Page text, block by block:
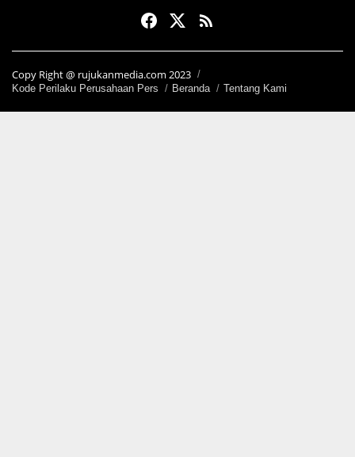
Copy Right @ rujukanmedia.com 2023
Kode Perilaku Perusahaan Pers Beranda Tentang Kami